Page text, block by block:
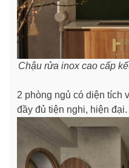
Chậu rửa inox cao cấp
2 phòng ngủ có diện tích
đầy đủ tiện nghi, hiện đại.